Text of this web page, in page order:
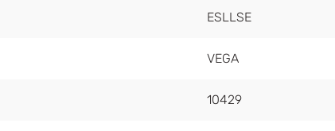
ESLLSE
VEGA
10429